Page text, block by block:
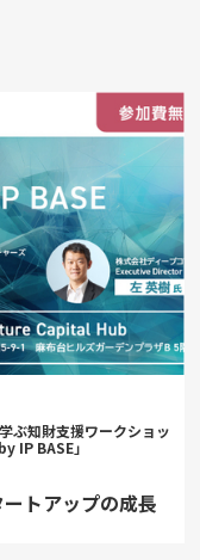
ぶ知財支援ワークショッ
IP BASE」
トアップの成長